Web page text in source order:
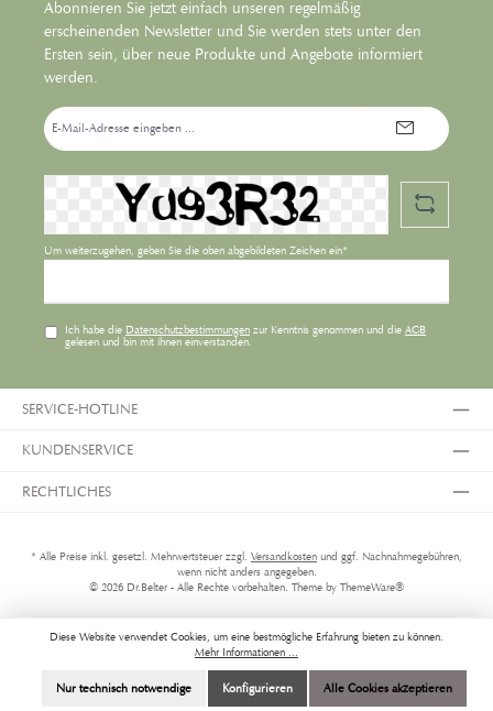
Abonnieren Sie jetzt einfach unseren regelmäßig
erscheinenden Newsletter und Sie werden stets unter den
Ersten sein, über neue Produkte und Angebote informiert
werden.
E-
Mail-
Adresse*
Um weiterzugehen, geben Sie die oben abgebildeten Zeichen ein*
Ich habe die Datenschutzbestimmungenzur Kenntnis genommen und die AGB
gelesen und bin mit ihnen einverstanden.
SERVICE-HOTLINE
KUNDENSERVICE
RECHTLICHES
* Alle Preise inkl. gesetzl. Mehrwertsteuer zzgl. Versandkosten und ggf. Nachnahmegebühren,
wenn nicht anders angegeben.
© 2026 Dr.Belter - Alle Rechte vorbehalten. Theme by ThemeWare®
Diese Website verwendet Cookies, um eine bestmögliche Erfahrung bieten zu können.
Mehr Informationen ...
Nur technisch notwendige Konfigurieren Alle Cookies akzeptieren